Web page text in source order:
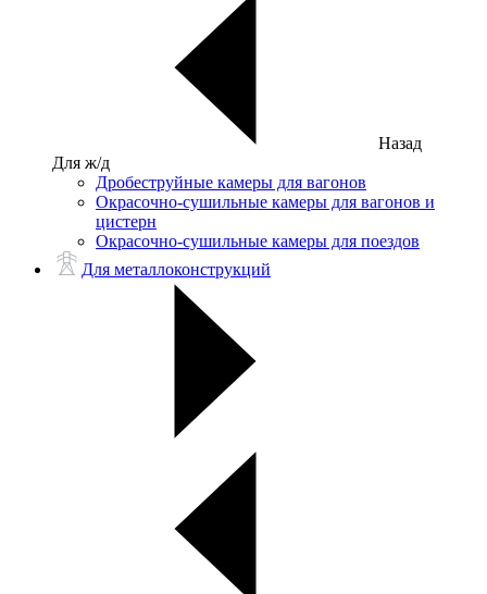
Назад
Для ж/д
Дробеструйные камеры для вагонов
Окрасочно-сушильные камеры для вагонов и
цистерн
Окрасочно-сушильные камеры для поездов
Для металлоконструкций